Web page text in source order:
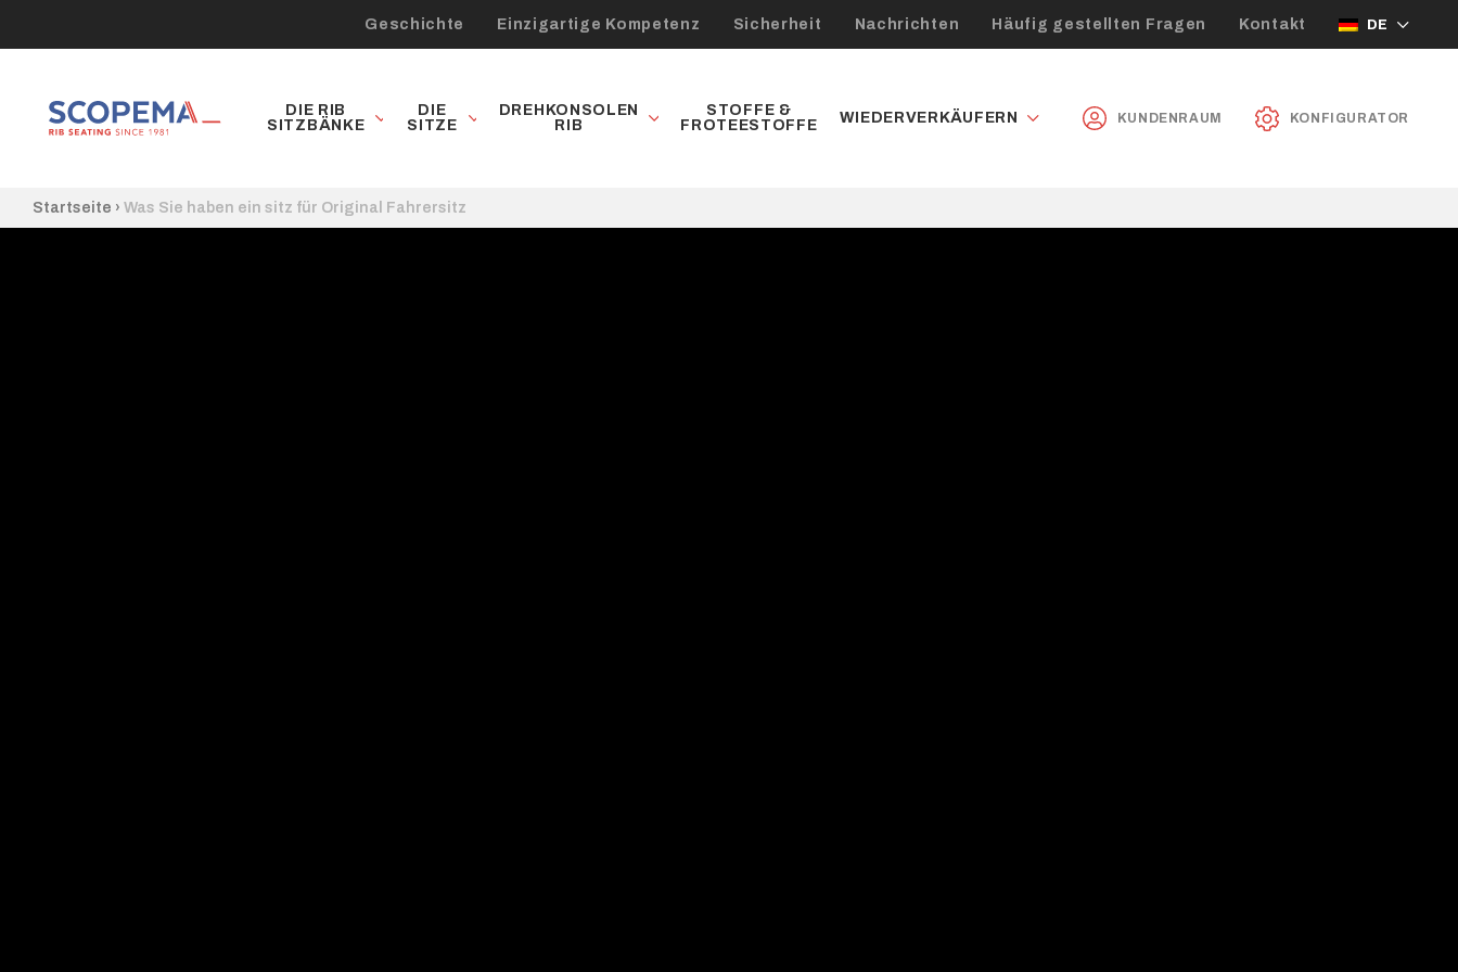
Geschichte Einzigartige Kompetenz Sicherheit Nachrichten Häufig gestellten Fragen Kontakt DE
DIE RIB
SITZBÄNKE
DIE
SITZE
DREHKONSOLEN
RIB
STOFFE &
FROTEESTOFFE
WIEDERVERKÄUFERN KUNDENRAUM KONFIGURATOR
Startseite › Was Sie haben ein sitz für Original Fahrersitz